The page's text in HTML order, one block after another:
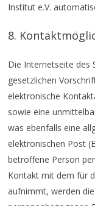
Institut e.V.
8.
Die Internetseite des
gesetzlichen
elektronische
sowie eine
was ebenfalls eine
elektronischen Post
betroffene Person
Kontakt mit dem für
aufnimmt, werden